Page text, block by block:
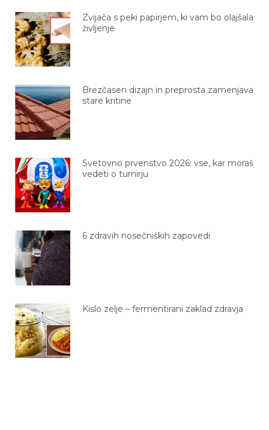
Zvijača s peki papirjem, ki vam bo olajšala
življenje
Brezčasen dizajn in preprosta zamenjava
stare kritine
Svetovno prvenstvo 2026: vse, kar moraš
vedeti o turnirju
6 zdravih nosečniških zapovedi
Kislo zelje – fermentirani zaklad zdravja